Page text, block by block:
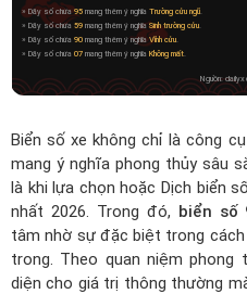
» Dãy số chứa95 mang thêm ý nghĩa Trường cửu ngũ.
» Dãy số chứa 59 mang thêm ý nghĩaSinh trường cửu.
» Dãy số chứa 90 mang thêm ý nghĩaVĩnh cửu.
» Dãy số chứa 07 mang thêm ý nghĩa Không mất.
Nguồn:
Biển số xe không chỉ là công
mang ý nghĩa phong thủy sâu
là khi lựa chọn hoặcDịch biển
nhất 2026. Trong đó, biển số
tâm nhờ sự đặc biệt trong cách
trong. Theo quan niệm
diện cho giá trị thông thường